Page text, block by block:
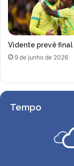
Vidente prevê final
9 de junho de 2026
Tempo